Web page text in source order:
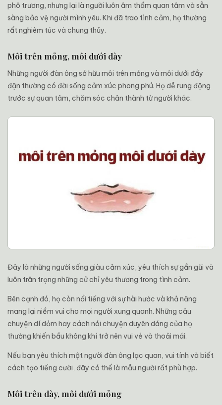
phô trương, nhưng lại là người luôn âm thầm quan tâm và sẵn
sàng bảo vệ người mình yêu. Khi đã trao tình cảm, họ thường
rất nghiêm túc và chung thủy.
Môi trên mỏng, môi dưới dày
Những người đàn ông sở hữu môi trên mỏng và môi dưới đầy
đặn thường có đời sống cảm xúc phong phú. Họ dễ rung động
trước sự quan tâm, chăm sóc chân thành từ người khác.
Đây là những người sống giàu cảm xúc, yêu thích sự gần gũi và
luôn trân trọng những cử chỉ yêu thương trong tình cảm.
Bên cạnh đó, họ còn nổi tiếng với sự hài hước và khả năng
mang lại niềm vui cho mọi người xung quanh. Những câu
chuyện dí dỏm hay cách nói chuyện duyên dáng của họ
thường khiến bầu không khí trở nên vui vẻ và thoải mái.
Nếu bạn yêu thích một người đàn ông lạc quan, vui tính và biết
cách tạo tiếng cười, đây có thể là mẫu người rất phù hợp.
Môi trên dày, môi dưới mỏng